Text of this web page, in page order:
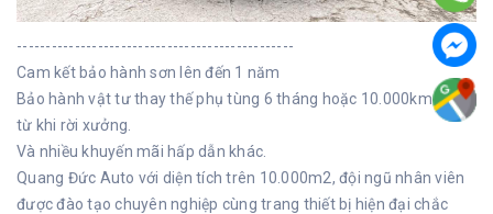
------------------------------------------------
Cam kết bảo hành sơn lên đến 1 năm
Bảo hành vật tư thay thế phụ tùng 6 tháng hoặc 10.000km tính
từ khi rời xưởng.
Và nhiều khuyến mãi hấp dẫn khác.
Quang Đức Auto với diện tích trên 10.000m2, đội ngũ nhân viên
được đào tạo chuyên nghiệp cùng trang thiết bị hiện đại chắc